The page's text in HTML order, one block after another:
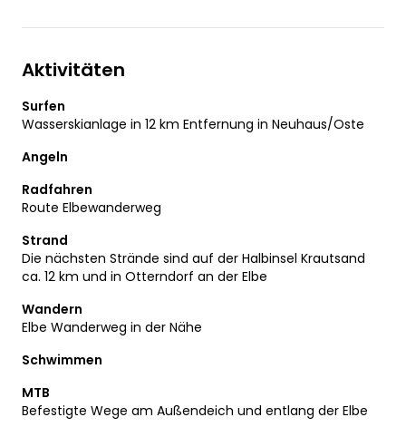
Aktivitäten
Surfen
Wasserskianlage in 12 km Entfernung in Neuhaus/Oste
Angeln
Radfahren
Route Elbewanderweg
Strand
Die nächsten Strände sind auf der Halbinsel Krautsand
ca. 12 km und in Otterndorf an der Elbe
Wandern
Elbe Wanderweg in der Nähe
Schwimmen
MTB
Befestigte Wege am Außendeich und entlang der Elbe